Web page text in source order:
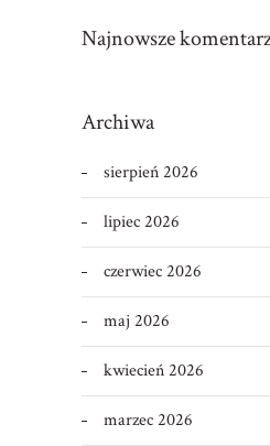
Najnowsze
Archiwa
sierpień 2026
lipiec 2026
czerwiec 2026
maj 2026
kwiecień 2026
marzec 2026